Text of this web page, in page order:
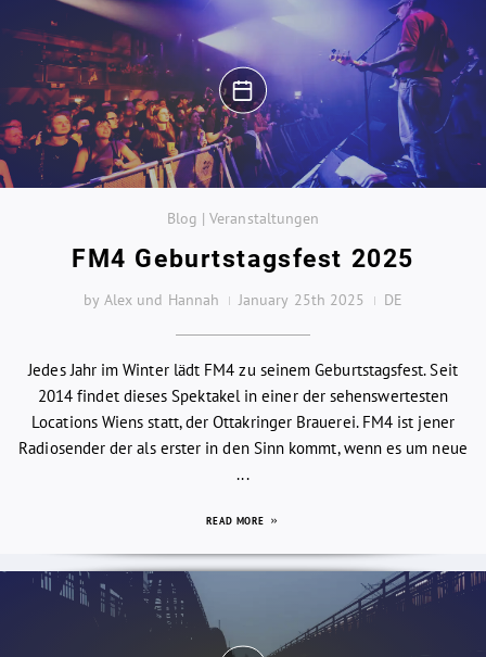
Blog | Veranstaltungen
FM4 Geburtstagsfest 2025
by Alex und Hannah January 25th 2025 DE
Jedes Jahr im Winter lädt FM4 zu seinem Geburtstagsfest. Seit
2014 findet dieses Spektakel in einer der sehenswertesten
Locations Wiens statt, der Ottakringer Brauerei. FM4 ist jener
Radiosender der als erster in den Sinn kommt, wenn es um neue
...
READ MORE